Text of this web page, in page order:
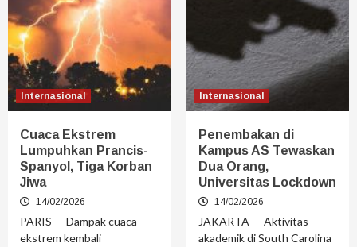
Internasional
Cuaca Ekstrem
Lumpuhkan Prancis-
Spanyol, Tiga Korban
Jiwa
14/02/2026
PARIS — Dampak cuaca
ekstrem kembali
Internasional
Penembakan di
Kampus AS Tewaskan
Dua Orang,
Universitas Lockdown
14/02/2026
JAKARTA — Aktivitas
akademik di South Carolina